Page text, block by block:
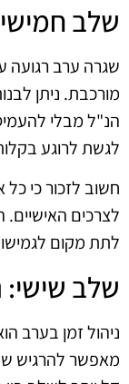
שלב
שגרה ערב רגועה
מורכבת. ניתן
הנ"ל מבלי
לגשת לרוגע
חשוב לזכור כי
לצרכים האישיים.
לתת מקום
שלב שישי:
ניהול זמן בערב
מאפשר להרגיש